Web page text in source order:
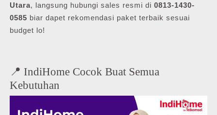
Utara, langsung hubungi sales resmi di 0813-1430-
0585 biar dapet rekomendasi paket terbaik sesuai
budget lo!
📍 IndiHome Cocok Buat Semua
Kebutuhan